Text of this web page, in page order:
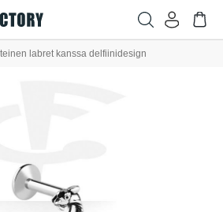
labret kanssa delfiinidesign